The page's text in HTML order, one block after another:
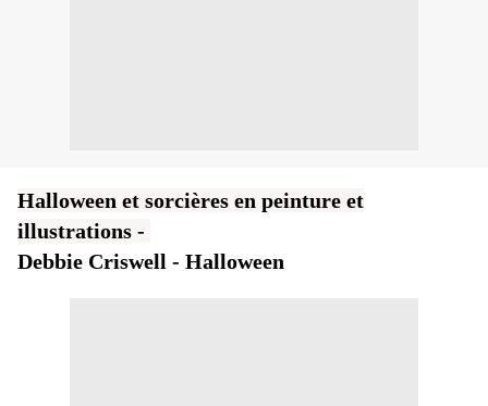
Halloween et sorcières en peinture et
illustrations -
Debbie Criswell - Halloween